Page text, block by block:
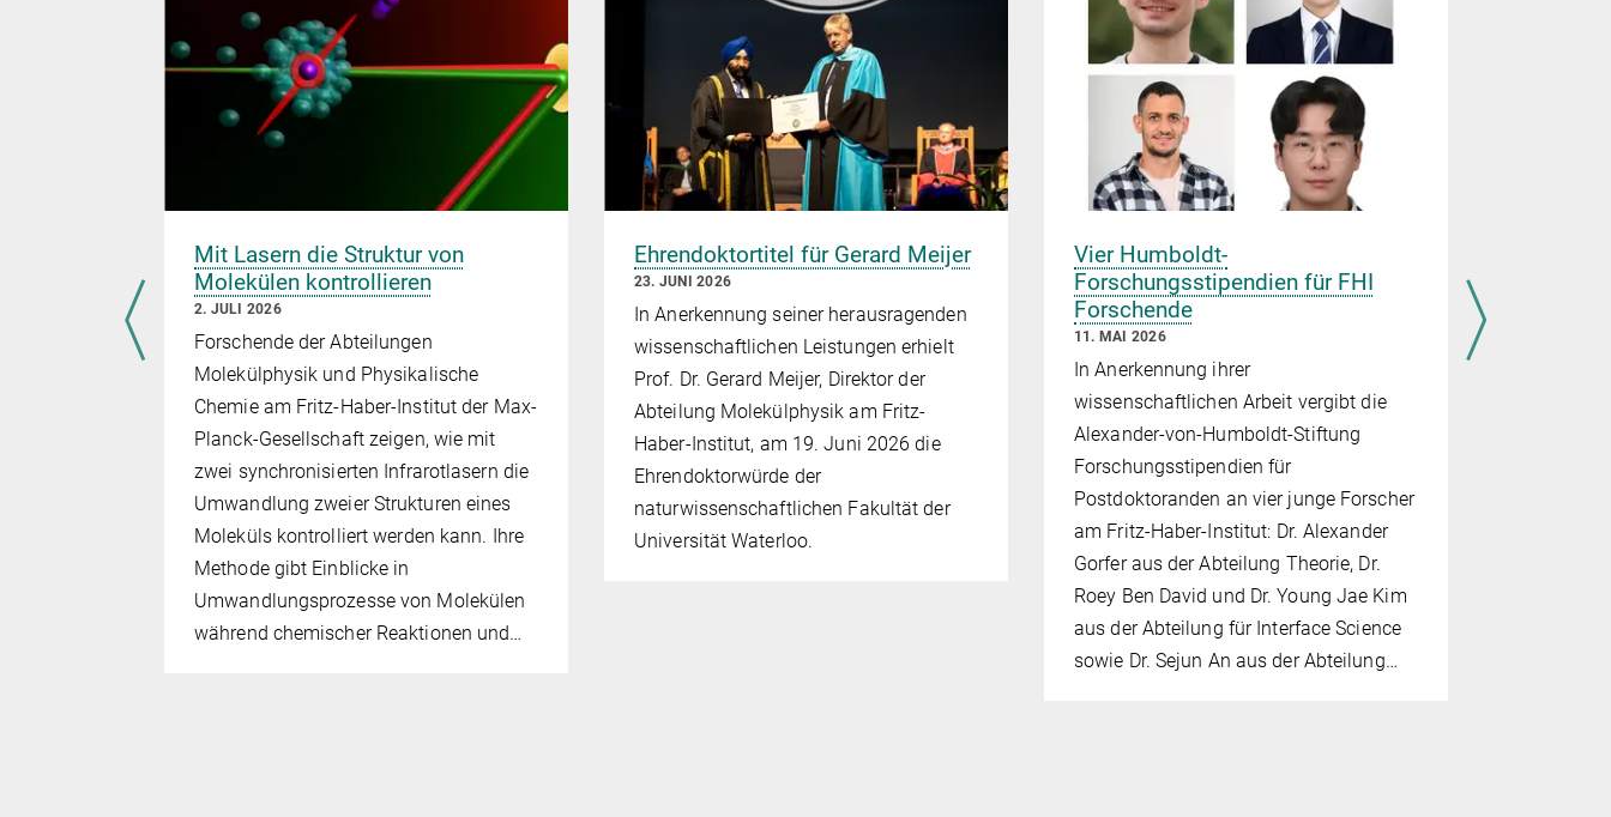
Mit Lasern die Struktur von
Molekülen kontrollieren
2. JULI 2026
Forschende der Abteilungen
Molekülphysik und Physikalische
Chemie am Fritz-Haber-Institut der Max-
Planck-Gesellschaft zeigen, wie mit
zwei synchronisierten Infrarotlasern die
Umwandlung zweier Strukturen eines
Moleküls kontrolliert werden kann. Ihre
Methode gibt Einblicke in
Umwandlungsprozesse von Molekülen
während chemischer Reaktionen und…
Ehrendoktortitel für Gerard Meijer
23. JUNI 2026
In Anerkennung seiner herausragenden
wissenschaftlichen Leistungen erhielt
Prof. Dr. Gerard Meijer, Direktor der
Abteilung Molekülphysik am Fritz-
Haber-Institut, am 19. Juni 2026 die
Ehrendoktorwürde der
naturwissenschaftlichen Fakultät der
Universität Waterloo.
Vier Humboldt-
Forschungsstipendien für FHI
Forschende
11. MAI 2026
In Anerkennung ihrer
wissenschaftlichen Arbeit vergibt die
Alexander-von-Humboldt-Stiftung
Forschungsstipendien für
Postdoktoranden an vier junge Forscher
am Fritz-Haber-Institut: Dr. Alexander
Gorfer aus der Abteilung Theorie, Dr.
Roey Ben David und Dr. Young Jae Kim
aus der Abteilung für Interface Science
sowie Dr. Sejun An aus der Abteilung…